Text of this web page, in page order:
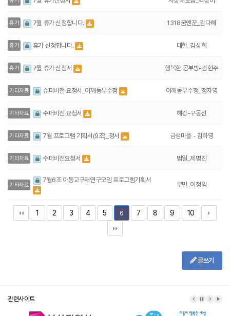
휴가 7월 휴가 신청합니다. 1318꿈앤꾼_김다해
휴가 휴가 신청합니다. 대한_김성희
휴가 7월 휴가 신청서 행복한 공부방-김현주
기타자료 슈퍼비전 요청서_어깨동무수정 어깨동무수정_정자영
기타자료 수퍼비전 요청서 해강-구동선
기타자료 7월 프로그램 기획서(9조)_정서 금샘마을 - 김하영
기타자료 수퍼비전요청서 범일_제명진
기타자료
7월6조 아동교구재연구모임 프로그램기획서
부민_이정임
1 2 3 4 5 6 7 8 9 10
글쓰기
관련사이트